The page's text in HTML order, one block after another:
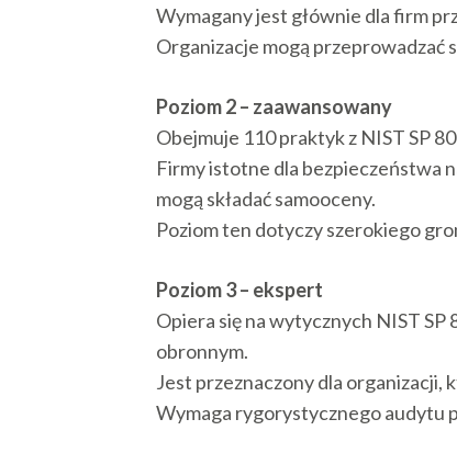
Wymagany jest głównie dla firm
Organizacje mogą przeprowadzać
Poziom 2 – zaawansowany
Obejmuje 110 praktyk z NIST SP
Firmy istotne dla bezpieczeństwa
mogą składać samooceny.
Poziom ten dotyczy szerokiego
Poziom 3 – ekspert
Opiera się na wytycznych NIST
obronnym.
Jest przeznaczony dla
Wymaga rygorystycznego audytu